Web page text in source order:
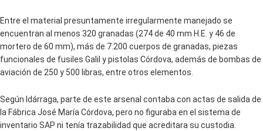
Entre el material presuntamente irregularmente manejado se
encuentran al menos 320 granadas (274 de 40 mm H.E. y 46 de
mortero de 60 mm), más de 7.200 cuerpos de granadas, piezas
funcionales de fusiles Galil y pistolas Córdova, además de bombas de
aviación de 250 y 500 libras, entre otros elementos.
Según Idárraga, parte de este arsenal contaba con actas de salida de
la Fábrica José María Córdova, pero no figuraba en el sistema de
inventario SAP ni tenía trazabilidad que acreditara su custodia.